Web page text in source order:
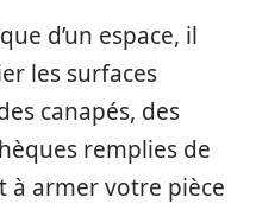
d’un espace, il
les surfaces
canapés, des
remplies de
à armer votre pièce